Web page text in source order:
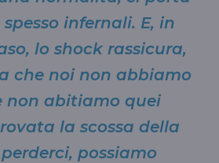
infernali. E, in
lo shock rassicura,
che noi non abbiamo
non abitiamo quei
la scossa della
possiamo